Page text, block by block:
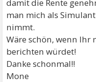
damit die Rente
man mich als
nimmt.
Wäre schön, wenn Ihr
berichten würdet!
Danke schonmal!!
Mone